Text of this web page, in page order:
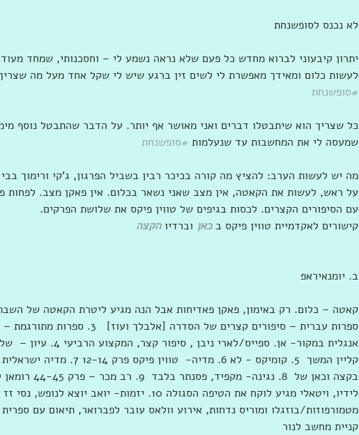
לא נכנס לסופשנחת
יתרון קיבעוני לברוא מחדש כל פעם שלא נראה נשמע לי – וחסכנותי, שמחד
לעשות כלום ומאידך מאפשרת לי לשים זין ברגע שיש לי שקל אחד מעל מה
#סופשנחת
כל שצריך הוא שיתבטלו דברים ואני מאושר אף יותר. על הדבר שהתבטל נוסף
שמעסה לי את המחשבות עד שנעלמות #סופשנחת
מה יש לעשות הערב: להציץ מה קורה בכיכר רבין בשביל הפרגון, ג'קי ורימוך
על ראש, לעשות את הקאטה, אין מצב שאני נשאר בכלום. אין פאקן מצב.
עם הסיפורים הקצרים. לכסות בגיפים של טווין פיקס את שלושת הפרקים.
קישורים לאקדמיית טווין פיקס ב כאן וברדיו הקצה
ב. יומנאיראפ
אנגלית במקור- אן. ספייס/לארי ניבן ,
קליין המשך  5. קומיקס - לא 6. מדיה-  טווין
בקצה וכאן של  8.
לידיו, ויטאלי מגיע לוקח את הטיפה הסגולה 10. יזמות- יואב
מטמורפוזות/בוזגלו ומוריס נדחות, אירוע וולאס עובר לפברואר, תיאום עם
קניית מחשב לנור